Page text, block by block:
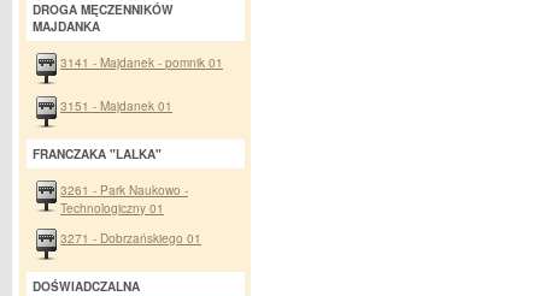
DROGA MĘCZENNIKÓW
MAJDANKA
3141 - Majdanek - pomnik 01
3151 - Majdanek 01
FRANCZAKA "LALKA"
3261 - Park Naukowo -
Technologiczny 01
3271 - Dobrzańskiego 01
DOŚWIADCZALNA